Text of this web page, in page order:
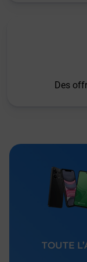
Des
TOUTE